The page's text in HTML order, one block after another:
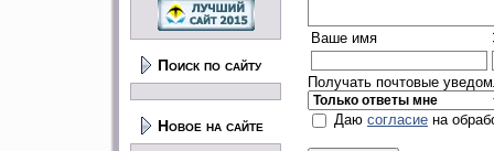
Поиск по сайту
Новое на сайте
Ваше имя
Получать почтовые
Даю согласие на